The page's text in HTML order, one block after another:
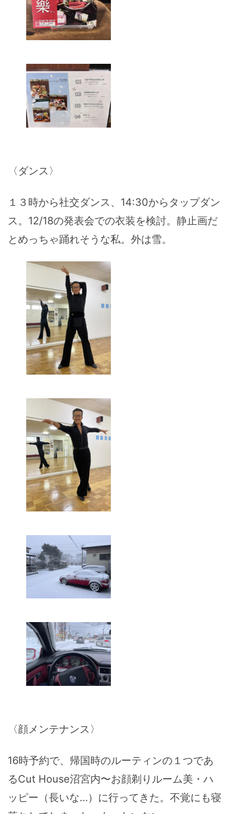
〈ダンス〉
１３時から社交ダンス、14:30からタップダン
ス。12/18の発表会での衣装を検討。静止画だ
とめっちゃ踊れそうな私。外は雪。
〈顔メンテナンス〉
16時予約で、帰国時のルーティンの１つであ
るCut House沼宮内〜お顔剃りルーム美・ハ
ッピー（長いな…）に行ってきた。不覚にも寝